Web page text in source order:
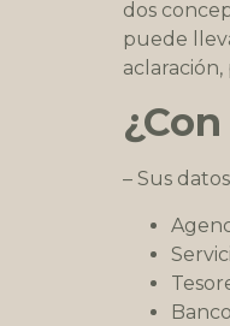
dos
puede
– Sus